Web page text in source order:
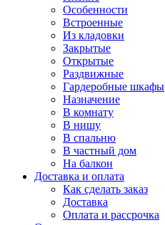
Особенности
Встроенные
Из кладовки
Закрытые
Открытые
Раздвижные
Гардеробные шкафы
Назначение
В комнату
В нишу
В спальню
В частный дом
На балкон
Доставка и оплата
Как сделать заказ
Доставка
Оплата и рассрочка